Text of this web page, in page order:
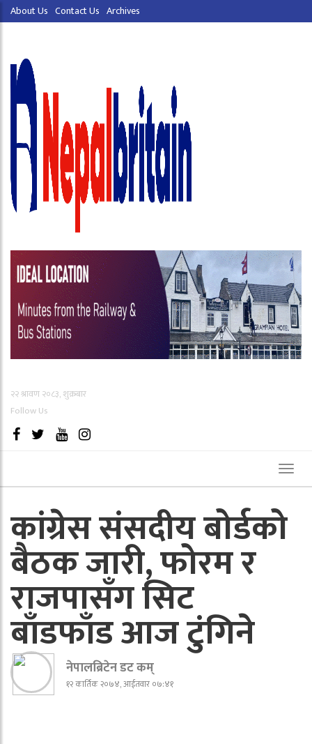
About Us Contact Us Archives
२२ श्रावण २०८३, शुक्रबार
Follow Us
कांग्रेस संसदीय बोर्डको
बैठक जारी, फोरम र
राजपासँग सिट
बाँडफाँड आज टुंगिने
नेपालब्रिटेन डट कम्
१२ कार्तिक २०७४, आईतवार ०७:४१